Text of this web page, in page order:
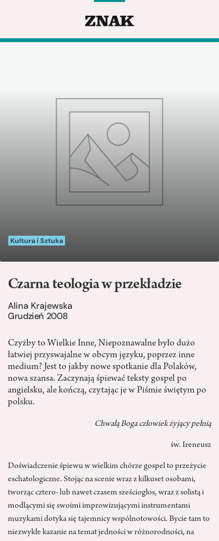
Kultura i Sztuka
Czarna teologia w przekładzie
Alina Krajewska
Grudzień 2008
Czyżby to Wielkie Inne, Niepoznawalne było dużo
łatwiej przyswajalne w obcym języku, poprzez inne
medium? Jest to jakby nowe spotkanie dla Polaków,
nowa szansa. Zaczynają śpiewać teksty gospel po
angielsku, ale kończą, czytając je w Piśmie świętym po
polsku.
Chwałą Boga człowiek żyjący pełnią
św. Ireneusz
Doświadczenie śpiewu w wielkim chórze gospel to przeżycie
eschatologiczne. Stojąc na scenie wraz z kilkuset osobami,
tworząc cztero- lub nawet czasem sześciogłos, wraz z solistą i
modlącymi się swoimi improwizującymi instrumentami
muzykami dotyka się tajemnicy wspólnotowości. Bycie tam to
niezwykłe kazanie na temat jedności w różnorodności, na